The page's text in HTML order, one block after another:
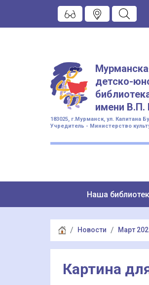
детско-
имени В.П.
183025, г.Мурманск, ул. Капитана
Учредитель - Министерство
Наша
Новости Март
Картина